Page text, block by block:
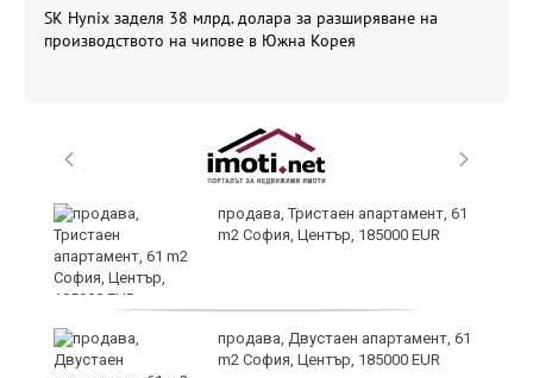
SK Hynix заделя 38 млрд. долара за разширяване на
производството на чипове в Южна Корея
продава, Тристаен апартамент, 61
m2 София, Център, 185000 EUR
продава, Двустаен апартамент, 61
m2 София, Център, 185000 EUR